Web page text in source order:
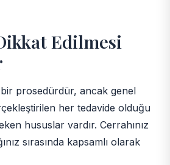
Edilmesi
prosedürdür, ancak genel
her tedavide olduğu
hususlar vardır. Cerrahınız
sırasında kapsamlı olarak